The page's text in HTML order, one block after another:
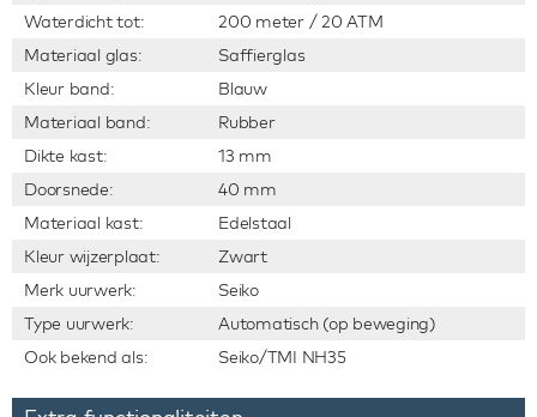
Waterdicht tot:
200 meter / 20 ATM
Materiaal glas:
Saffierglas
Kleur band:
Blauw
Materiaal band:
Rubber
Dikte kast:
13 mm
Doorsnede:
40 mm
Materiaal kast:
Edelstaal
Kleur wijzerplaat:
Zwart
Merk uurwerk:
Seiko
Type uurwerk:
Automatisch (op beweging)
Ook bekend als:
Seiko/TMI NH35